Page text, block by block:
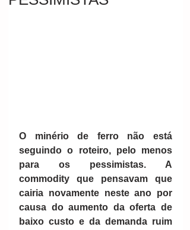
O minério de ferro não está
seguindo o roteiro, pelo menos
para os pessimistas. A
commodity que pensavam que
cairia novamente neste ano por
causa do aumento da oferta de
baixo custo e da demanda ruim